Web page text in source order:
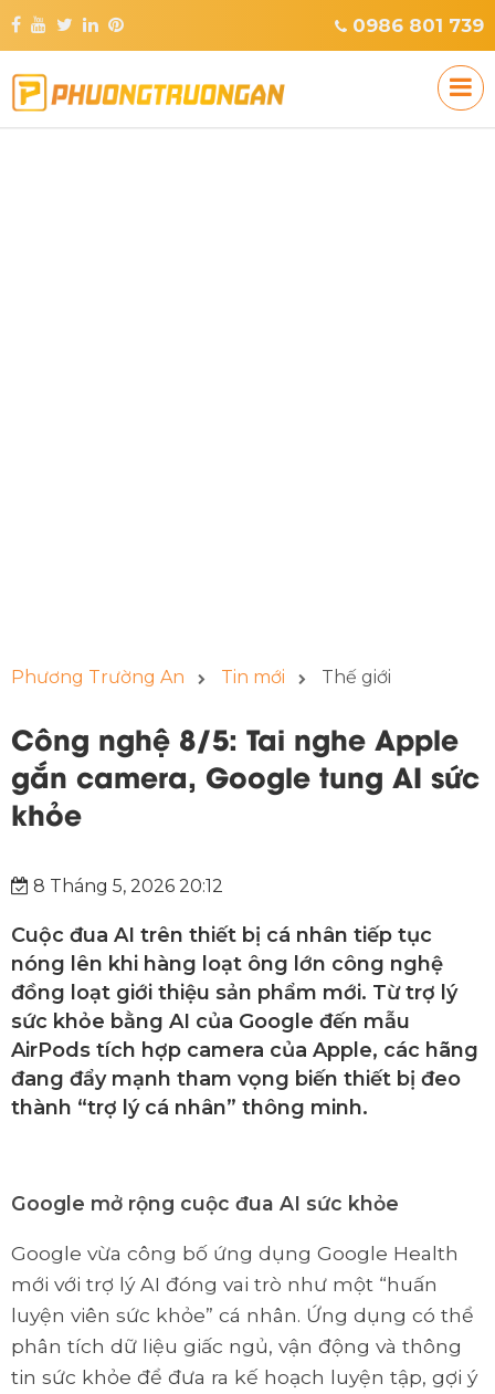
0986 801 739
Phương Trường An Tin mới Thế giới
Công nghệ 8/5: Tai nghe Apple
gắn camera, Google tung AI sức
khỏe
8 Tháng 5, 2026 20:12
Cuộc đua AI trên thiết bị cá nhân tiếp tục
nóng lên khi hàng loạt ông lớn công nghệ
đồng loạt giới thiệu sản phẩm mới. Từ trợ lý
sức khỏe bằng AI của Google đến mẫu
AirPods tích hợp camera của Apple, các hãng
đang đẩy mạnh tham vọng biến thiết bị đeo
thành “trợ lý cá nhân” thông minh.
Google mở rộng cuộc đua AI sức khỏe
Google vừa công bố ứng dụng Google Health
mới với trợ lý AI đóng vai trò như một “huấn
luyện viên sức khỏe” cá nhân. Ứng dụng có thể
phân tích dữ liệu giấc ngủ, vận động và thông
tin sức khỏe để đưa ra kế hoạch luyện tập, gợi ý